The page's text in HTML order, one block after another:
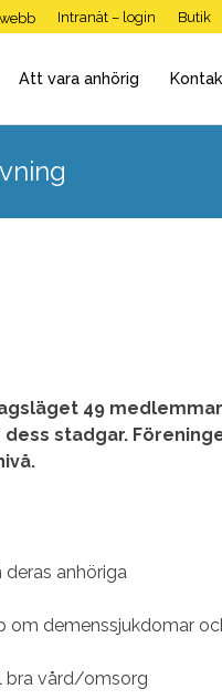
Intranät – login Butik
Att vara anhörig
49
stadgar.
anhöriga
om demenssjukdomar
bra vård/omsorg